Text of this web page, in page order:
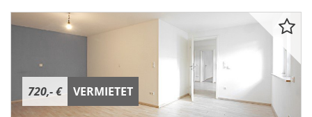
720,- € VERMIETET